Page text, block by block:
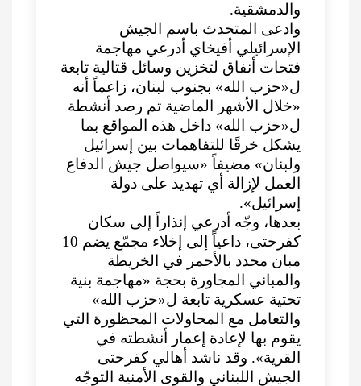
والدمشقية.
وادعى المتحدث باسم الجيش
الإسرائيلي أفيخاي أدرعي مهاجمة
فتحات أنفاق لتخزين وسائل قتالية تابعة
ل«حزب الله» بجنوب لبنان، زاعماً أنه
«خلال الأشهر الماضية تم رصد أنشطة
ل«حزب الله» داخل هذه المواقع بما
يشكل خرقًا للتفاهمات بين إسرائيل
ولبنان» مضيفاً «سيواصل جيش الدفاع
العمل لإزالة أي تهديد على دولة
إسرائيل».
بعدها، وجّه أدرعي إنذاراً إلى سكان
كفرحتى، داعياً إلى إخلاء مجمّع يضم 10
مبان محدد بالأحمر في الخريطة
والمباني المجاورة بحجة «مهاجمة بنية
تحتية عسكرية تابعة ل«حزب الله»
والتعامل مع المحاولات المحظورة التي
يقوم بها لإعادة إعمار أنشطته في
القرية». وقد ناشد أهالي كفرحتى
الجيش اللبناني والقوى الأمنية التوجّه